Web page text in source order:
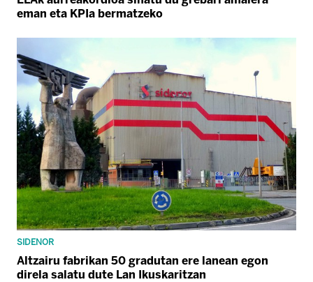
eman eta KPIa bermatzeko
SIDENOR
Altzairu fabrikan 50 gradutan ere lanean egon
direla salatu dute Lan Ikuskaritzan